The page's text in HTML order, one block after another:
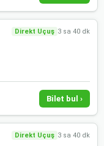
Direkt Uçuş 3 sa 40 dk
Bilet bul ›
Direkt Uçuş 3 sa 40 dk